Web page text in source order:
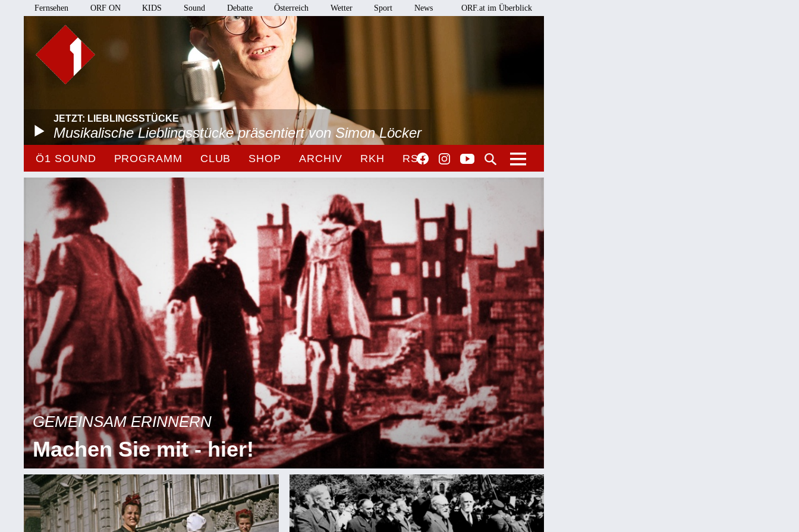
Fernsehen ORF ON KIDS Sound Debatte Österreich Wetter Sport News ORF.at im Überblick
JETZT: LIEBLINGSSTÜCKE
Musikalische Lieblingsstücke präsentiert von Simon Löcker
Ö1 SOUND PROGRAMM CLUB SHOP ARCHIV RKH RSO
GEMEINSAM ERINNERN
Machen Sie mit - hier!